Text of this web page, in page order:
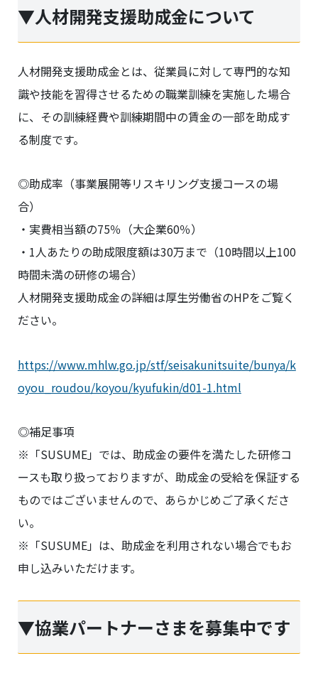
▼人材開発支援助成金について
人材開発支援助成金とは、従業員に対して専門的な知
識や技能を習得させるための職業訓練を実施した場合
に、その訓練経費や訓練期間中の賃金の一部を助成す
る制度です。
◎助成率（事業展開等リスキリング支援コースの場
合）
・実費相当額の75％（大企業60％）
・1人あたりの助成限度額は30万まで（10時間以上100
時間未満の研修の場合）
人材開発支援助成金の詳細は厚生労働省のHPをご覧く
ださい。
https://www.mhlw.go.jp/stf/seisakunitsuite/bunya/k
oyou_roudou/koyou/kyufukin/d01-1.html
◎補足事項
※「SUSUME」では、助成金の要件を満たした研修コ
ースも取り扱っておりますが、助成金の受給を保証する
ものではございませんので、あらかじめご了承くださ
い。
※「SUSUME」は、助成金を利用されない場合でもお
申し込みいただけます。
▼協業パートナーさまを募集中です